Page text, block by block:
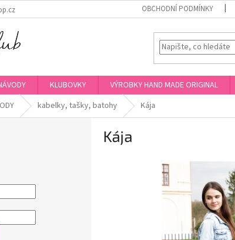
OBCHODNÍ PODMÍNKY
KLUBOVKY VÝROBKY HAND MADE ORIGINAL
kabelky, tašky, batohy Kája
Kája